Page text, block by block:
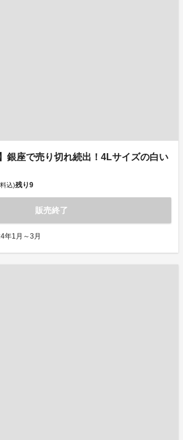
銀座で売り切れ続出！4Lサイズの白い
込)残り9
販売終了
年1月～3月